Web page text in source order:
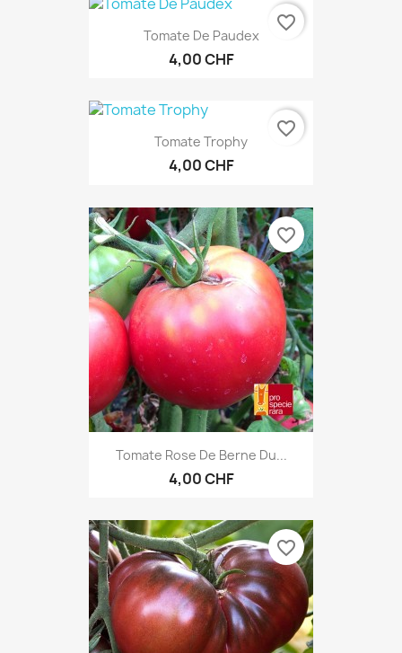
Tomate De Paudex
4,00 CHF
favorite_border
Tomate Trophy
4,00 CHF
favorite_border
Tomate Rose De Berne Du...
4,00 CHF
favorite_border
favorite_border